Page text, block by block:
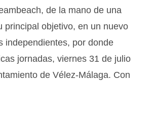
de la mano de una
principal objetivo, en un nuevo
independientes, por donde
jornadas, viernes 31 de julio
de Vélez-Málaga. Con